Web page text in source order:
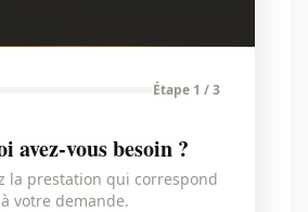
Étape 1 / 3
avez-vous besoin ?
la prestation qui correspond
à votre demande.